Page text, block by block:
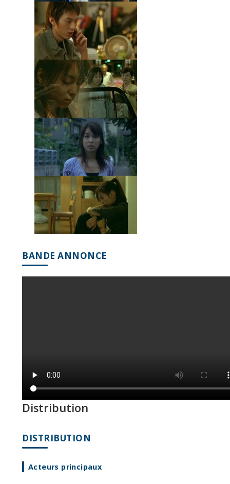
BANDE ANNONCE
Distribution
DISTRIBUTION
Acteurs principaux